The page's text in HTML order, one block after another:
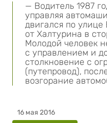
— Водитель 1987
управляя
двигался по улице
от Халтурина в
Молодой человек
с управлением и
столкновение с
(путепровод),
возгорание
16 мая 2016